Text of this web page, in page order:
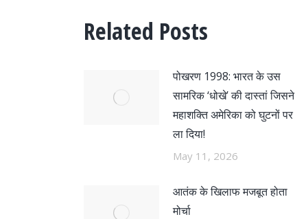
Related Posts
पोखरण 1998: भारत के उस
सामरिक ‘धोखे’ की दास्तां जिसने
महाशक्ति अमेरिका को घुटनों पर
ला दिया!
May 11, 2026
आतंक के खिलाफ मजबूत होता
मोर्चा